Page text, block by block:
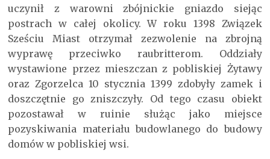
uczynił z warowni zbójnickie gniazdo siejąc
postrach w całej okolicy. W roku 1398 Związek
Sześciu Miast otrzymał zezwolenie na zbrojną
wyprawę przeciwko raubritterom. Oddziały
wystawione przez mieszczan z pobliskiej Żytawy
oraz Zgorzelca 10 stycznia 1399 zdobyły zamek i
doszczętnie go zniszczyły. Od tego czasu obiekt
pozostawał w ruinie służąc jako miejsce
pozyskiwania materiału budowlanego do budowy
domów w pobliskiej wsi.